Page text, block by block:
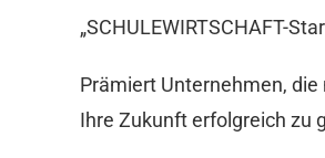
„SCHULEWIRTSCHAFT-
Prämiert Unternehmen,
Ihre Zukunft erfolgreich zu